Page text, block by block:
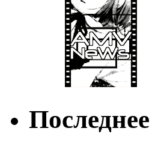
Последнее